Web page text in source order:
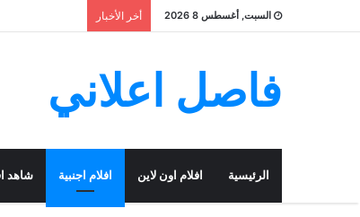
السبت, أغسطس 8 2026 أخر الأخبار
فاصل اعلاني
الرئيسية افلام اون لاين افلام اجنبية شاهد